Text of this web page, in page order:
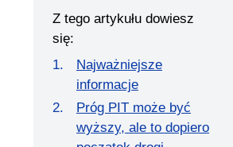
Z tego artykułu dowiesz
się:
Najważniejsze
informacje
Próg PIT może być
wyższy, ale to dopiero